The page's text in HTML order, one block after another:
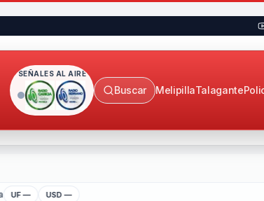
SEÑALES AL AIRE
Buscar MelipillaTalagante
UF — USD —